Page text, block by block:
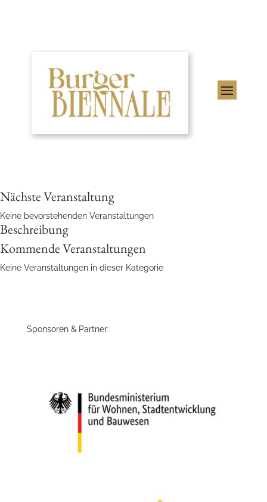
Nächste Veranstaltung
Keine bevorstehenden Veranstaltungen
Beschreibung
Kommende Veranstaltungen
Keine Veranstaltungen in dieser Kategorie
Sponsoren & Partner: